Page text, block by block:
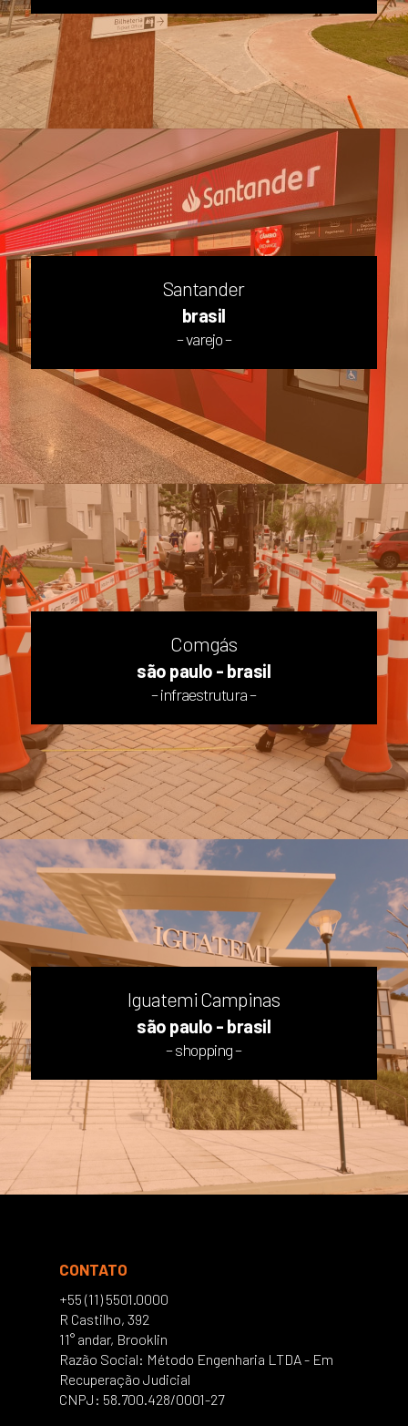
Santander
brasil
– varejo –
Comgás
são paulo - brasil
– infraestrutura –
Iguatemi Campinas
são paulo - brasil
– shopping –
CONTATO
+55 (11) 5501.0000
R Castilho, 392
11° andar, Brooklin
Razão Social: Método Engenharia LTDA - Em
Recuperação Judicial
CNPJ: 58.700.428/0001-27